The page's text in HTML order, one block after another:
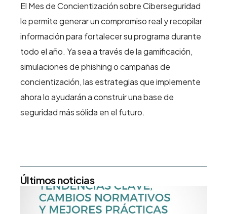
El Mes de Concientización sobre Ciberseguridad
le permite generar un compromiso real y recopilar
información para fortalecer su programa durante
todo el año. Ya sea a través de la gamificación,
simulaciones de phishing o campañas de
concientización, las estrategias que implemente
ahora lo ayudarán a construir una base de
seguridad más sólida en el futuro.
Últimos noticias